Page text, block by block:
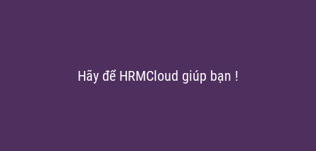
Hãy để HRMCloud giúp bạn !